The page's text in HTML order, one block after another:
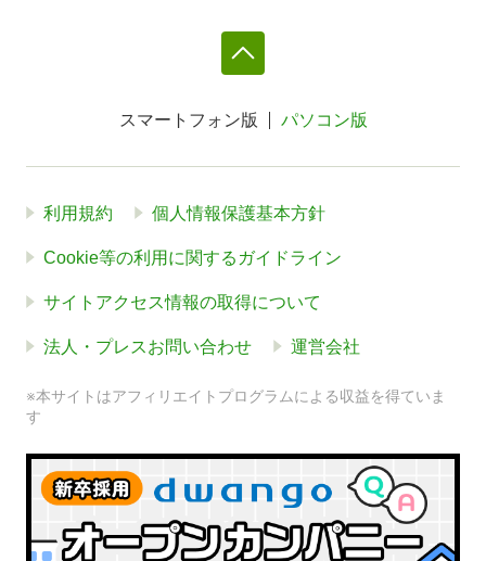
スマートフォン版 パソコン版
利用規約 個人情報保護基本方針
Cookie等の利用に関するガイドライン
サイトアクセス情報の取得について
法人・プレスお問い合わせ 運営会社
※本サイトはアフィリエイトプログラムによる収益を得ていま
す